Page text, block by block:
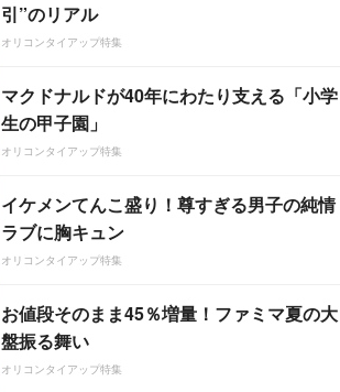
引”のリアル
オリコンタイアップ特集
マクドナルドが40年にわたり支える「小学
生の甲子園」
オリコンタイアップ特集
イケメンてんこ盛り！尊すぎる男子の純情
ラブに胸キュン
オリコンタイアップ特集
お値段そのまま45％増量！ファミマ夏の大
盤振る舞い
オリコンタイアップ特集